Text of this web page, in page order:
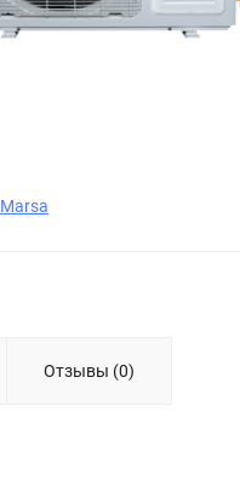
Marsa
Отзывы (0)